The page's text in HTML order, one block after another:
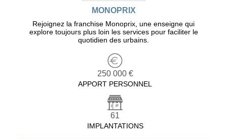
MONOPRIX
Rejoignez la franchise Monoprix, une enseigne qui
explore toujours plus loin les services pour faciliter le
quotidien des urbains.
250 000 €
APPORT PERSONNEL
61
IMPLANTATIONS